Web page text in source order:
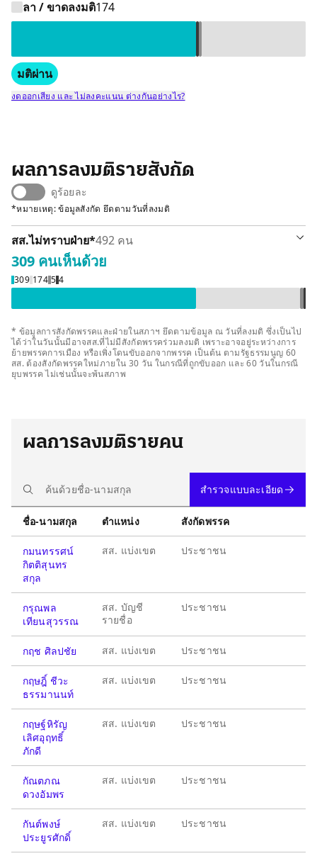
ลา / ขาดลงมติ174
มติผ่าน
งดออกเสียง และ ไม่ลงคะแนน ต่างกันอย่างไร?
ผลการลงมติรายสังกัด
ดูร้อยละ
*หมายเหตุ: ข้อมูลสังกัด ยึดตามวันที่ลงมติ
สส.ไม่ทราบฝ่าย*รายละเอียด
492 คน
309 คนเห็นด้วย
309 174 5 4
เห็นด้วย 309 คน
* ข้อมูลการสังกัดพรรคและฝ่ายในสภาฯ ยึดตามข้อมูล ณ วันที่ลงมติ ซึ่งเป็นไป
ได้ว่าในวันนั้นมีอาจสส.ที่ไม่มีสังกัดพรรคร่วมลงมติ เพราะอาจอยู่ระหว่างการ
ย้ายพรรคการเมือง หรือเพิ่งโดนขับออกจากพรรค เป็นต้น ตามรัฐธรรมนูญ 60
สส. ต้องสังกัดพรรคใหม่ภายใน 30 วัน ในกรณีที่ถูกขับออก และ 60 วันในกรณี
ยุบพรรค ไม่เช่นนั้นจะพ้นสภาพ
ผลการลงมติรายคน
สำรวจแบบละเอียด
ชื่อ-นามสกุล ตำแหน่ง สังกัดพรรค
กมนทรรศน์
กิตติสุนทร
สกุล
สส. แบ่งเขต ประชาชน
กรุณพล
เทียนสุวรรณ
สส. บัญชี
รายชื่อ
ประชาชน
กฤช ศิลปชัย สส. แบ่งเขต ประชาชน
กฤษฎิ์ ชีวะ
ธรรมานนท์
สส. แบ่งเขต ประชาชน
กฤษฐ์หิรัญ
เลิศอุฤทธิ์
ภักดี
สส. แบ่งเขต ประชาชน
กัณตภณ
ดวงอัมพร
สส. แบ่งเขต ประชาชน
กันต์พงษ์
ประยูรศักดิ์
สส. แบ่งเขต ประชาชน